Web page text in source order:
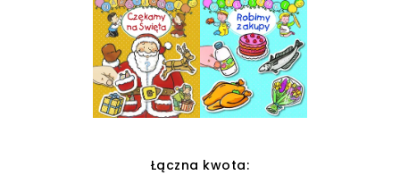
Łączna kwota: